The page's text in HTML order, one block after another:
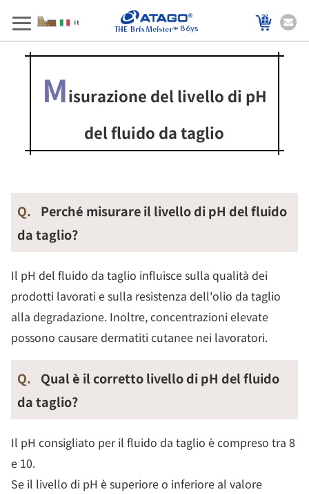
86ys
Misurazione del livello di pH
del fluido da taglio
Q.
Perché misurare il livello di pH del fluido
da taglio?
Il pH del fluido da taglio influisce sulla qualità dei
prodotti lavorati e sulla resistenza dell'olio da taglio
alla degradazione. Inoltre, concentrazioni elevate
possono causare dermatiti cutanee nei lavoratori.
Q.
Qual è il corretto livello di pH del fluido
da taglio?
Il pH consigliato per il fluido da taglio è compreso tra 8
e 10.
Se il livello di pH è superiore o inferiore al valore